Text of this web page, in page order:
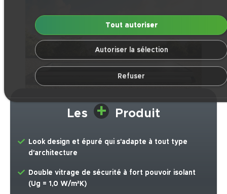
Tout autoriser
Autoriser la sélection
Refuser
Les + Produit
Look design et épuré qui s'adapte à tout type
d'architecture
Double vitrage de sécurité à fort pouvoir isolant
(Ug = 1,0 W/m²K)